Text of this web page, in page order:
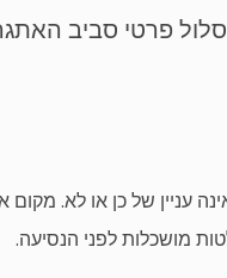
פרטי סביב
עניין של כן או לא.
מושכלות לפני הנסיעה.